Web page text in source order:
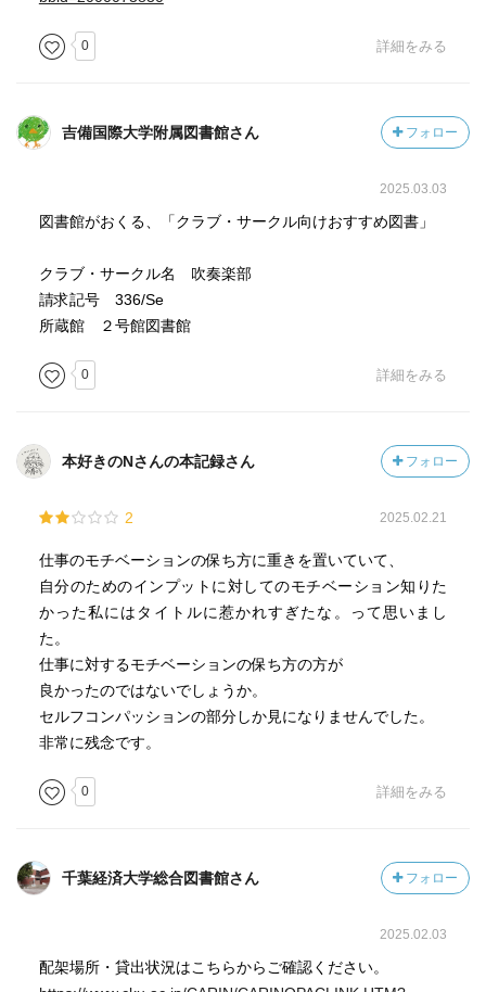
0 詳細をみる
吉備国際大学附属図書館さん フォロー
2025.03.03
図書館がおくる、「クラブ・サークル向けおすすめ図書」
クラブ・サークル名 吹奏楽部
請求記号 336/Se
所蔵館 ２号館図書館
0 詳細をみる
本好きのNさんの本記録さん フォロー
2 2025.02.21
仕事のモチベーションの保ち方に重きを置いていて、
自分のためのインプットに対してのモチベーション知りた
かった私にはタイトルに惹かれすぎたな。って思いまし
た。
仕事に対するモチベーションの保ち方の方が
良かったのではないでしょうか。
セルフコンパッションの部分しか見になりませんでした。
非常に残念です。
0 詳細をみる
千葉経済大学総合図書館さん フォロー
2025.02.03
配架場所・貸出状況はこちらからご確認ください。